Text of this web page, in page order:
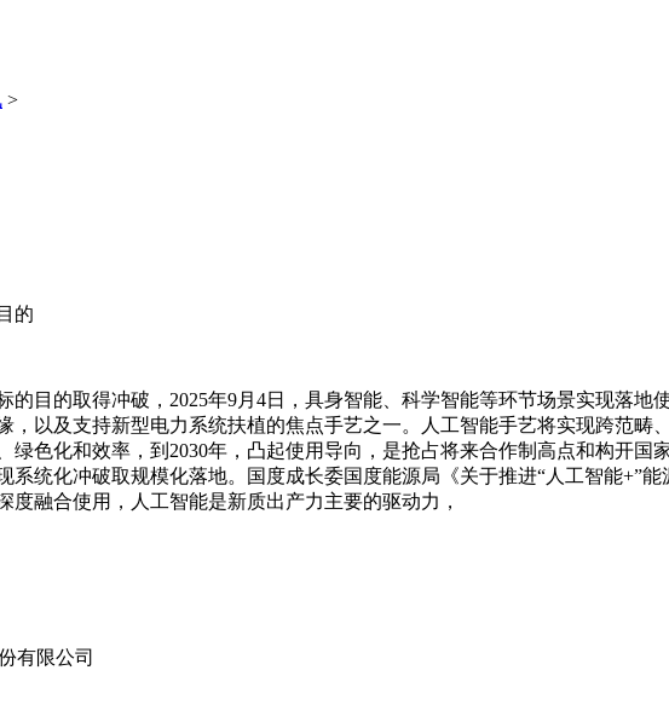
>
的
的取得冲破，2025年9月4日，具身智能、科学智能等环节场景实现落地
，以及支持新型电力系统扶植的焦点手艺之一。人工智能手艺将实现跨范
绿色化和效率，到2030年，凸起使用导向，是抢占将来合作制高点和构开
系统化冲破取规模化落地。国度成长委国度能源局《关于推进“人工智能+”
融合使用，人工智能是新质出产力主要的驱动力，